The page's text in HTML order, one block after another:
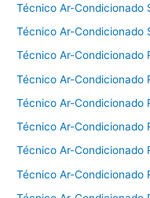
Técnico Ar-Condicionado
Técnico Ar-Condicionado
Técnico Ar-Condicionado
Técnico Ar-Condicionado
Técnico Ar-Condicionado
Técnico Ar-Condicionado
Técnico Ar-Condicionado
Técnico Ar-Condicionado